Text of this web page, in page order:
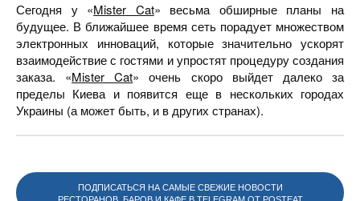
Сегодня у «Mister Cat» весьма обширные планы на
будущее. В ближайшее время сеть порадует множеством
электронных инноваций, которые значительно ускорят
взаимодействие с гостями и упростят процедуру создания
заказа. «Mister Cat» очень скоро выйдет далеко за
пределы Киева и появится еще в нескольких городах
Украины (а может быть, и в других странах).
ПОДПИСАТЬСЯ НА САМЫЕ СВЕЖИЕ НОВОСТИ